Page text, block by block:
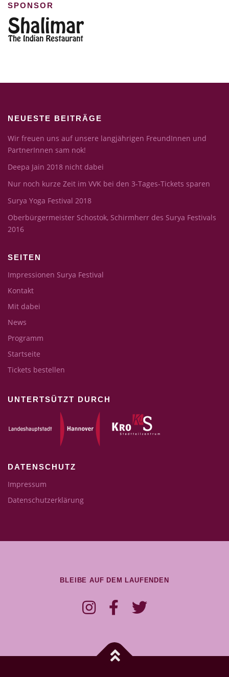
SPONSOR
NEUESTE BEITRÄGE
Wir freuen uns auf unsere langjährigen FreundInnen und
PartnerInnen sam nok!
Deepa Jain 2018 nicht dabei
Nur noch kurze Zeit im VVK bei den 3-Tages-Tickets sparen
Surya Yoga Festival 2018
Oberbürgermeister Schostok, Schirmherr des Surya Festivals
2016
SEITEN
Impressionen Surya Festival
Kontakt
Mit dabei
News
Programm
Startseite
Tickets bestellen
UNTERTSÜTZT DURCH
DATENSCHUTZ
Impressum
Datenschutzerklärung
BLEIBE AUF DEM LAUFENDEN